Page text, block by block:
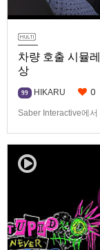
차량 호출 시뮬
상
99 HIKARU 0
Saber Interactive에
을 운영하는 드라이